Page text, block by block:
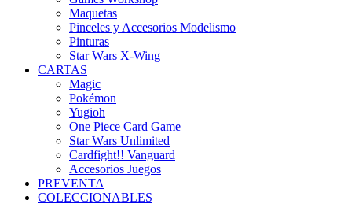
Maquetas
Pinceles y Accesorios Modelismo
Pinturas
Star Wars X-Wing
CARTAS
Magic
Pokémon
Yugioh
One Piece Card Game
Star Wars Unlimited
Cardfight!! Vanguard
Accesorios Juegos
PREVENTA
COLECCIONABLES